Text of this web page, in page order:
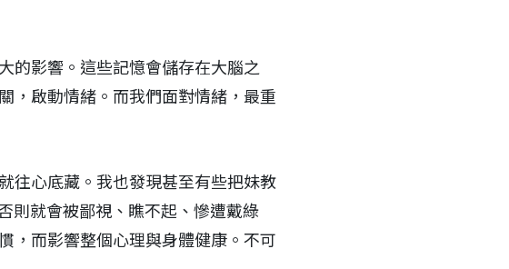
的影響。這些記憶會儲存在大腦之
，啟動情緒。而我們面對情緒，最重
往心底藏。我也發現甚至有些把妹教
則就會被鄙視、瞧不起、慘遭戴綠
，而影響整個心理與身體健康。不可